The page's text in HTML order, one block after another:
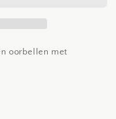
oorbellen met